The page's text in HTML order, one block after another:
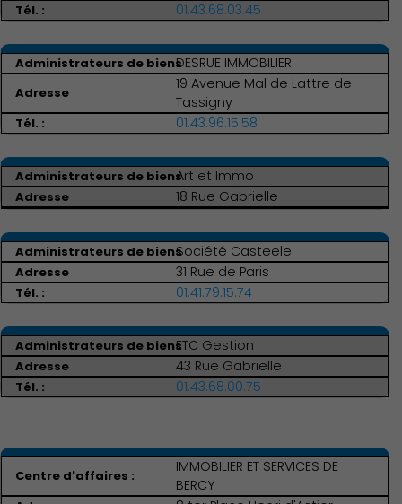
Associations et Sports
Publication des actes
01.43.68.03.45
DESRUE IMMOBILIER
19 Avenue Mal de Lattre de
Tassigny
01.43.96.15.58
Art et Immo
18 Rue Gabrielle
Société Casteele
31 Rue de Paris
01.41.79.15.74
ETC Gestion
43 Rue Gabrielle
01.43.68.00.75
IMMOBILIER ET SERVICES DE
BERCY